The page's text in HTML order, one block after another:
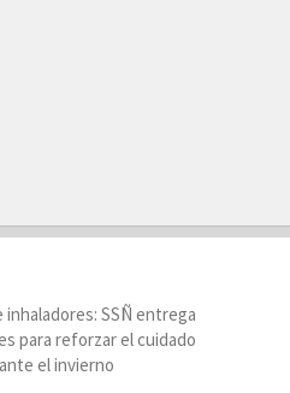
SSÑ entrega
para reforzar el cuidado
el invierno